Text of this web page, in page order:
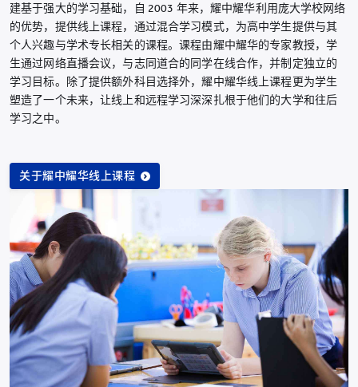
建基于强大的学习基础，自 2003 年来，耀中耀华利用庞大学校网络
的优势，提供线上课程，通过混合学习模式，为高中学生提供与其
个人兴趣与学术专长相关的课程。课程由耀中耀华的专家教授，学
生通过网络直播会议，与志同道合的同学在线合作，并制定独立的
学习目标。除了提供额外科目选择外，耀中耀华线上课程更为学生
塑造了一个未来，让线上和远程学习深深扎根于他们的大学和往后
学习之中。
关于耀中耀华线上课程